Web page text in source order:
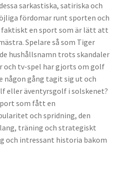
sarkastiska, satiriska och
fördomar runt sporten och
faktiskt en sport som är lätt att
Spelare så som Tiger
hushållsnamn trots skandaler
och tv-spel har gjorts om golf
någon gång tagit sig ut och
eller äventyrsgolf i solskenet?
som fått en
och spridning, den
träning och strategiskt
och intressant historia bakom